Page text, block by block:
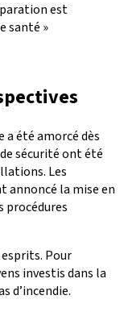
est
santé »
été amorcé dès
sécurité ont été
Les
annoncé la mise en
procédures
Pour
investis dans la
d’incendie.